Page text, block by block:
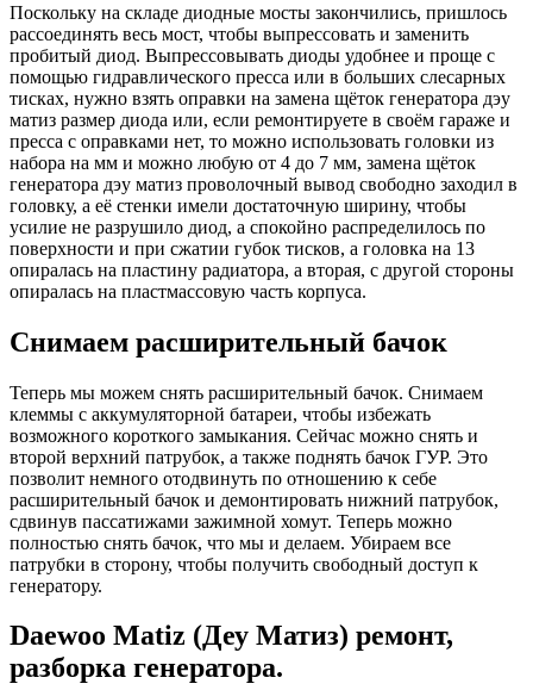
Поскольку на складе диодные мосты закончились, пришлось
рассоединять весь мост, чтобы выпрессовать и заменить
пробитый диод. Выпрессовывать диоды удобнее и проще с
помощью гидравлического пресса или в больших слесарных
тисках, нужно взять оправки на замена щёток генератора дэу
матиз размер диода или, если ремонтируете в своём гараже и
пресса с оправками нет, то можно использовать головки из
набора на мм и можно любую от 4 до 7 мм, замена щёток
генератора дэу матиз проволочный вывод свободно заходил в
головку, а её стенки имели достаточную ширину, чтобы
усилие не разрушило диод, а спокойно распределилось по
поверхности и при сжатии губок тисков, а головка на 13
опиралась на пластину радиатора, а вторая, с другой стороны
опиралась на пластмассовую часть корпуса.
Снимаем расширительный бачок
Теперь мы можем снять расширительный бачок. Снимаем
клеммы с аккумуляторной батареи, чтобы избежать
возможного короткого замыкания. Сейчас можно снять и
второй верхний патрубок, а также поднять бачок ГУР. Это
позволит немного отодвинуть по отношению к себе
расширительный бачок и демонтировать нижний патрубок,
сдвинув пассатижами зажимной хомут. Теперь можно
полностью снять бачок, что мы и делаем. Убираем все
патрубки в сторону, чтобы получить свободный доступ к
генератору.
Daewoo Matiz (Деу Матиз) ремонт,
разборка генератора.